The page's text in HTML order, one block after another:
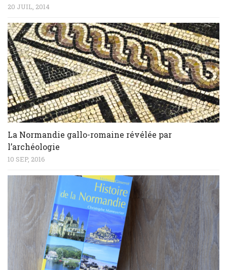
20 JUIL, 2014
La Normandie gallo-romaine révélée par
l’archéologie
10 SEP, 2016